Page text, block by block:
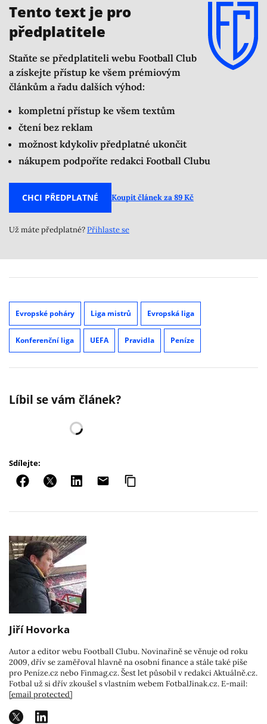
Tento text je pro
předplatitele
Staňte se předplatiteli webu Football Club
a získejte přístup ke všem prémiovým
článkům a řadu dalších výhod:
kompletní přístup ke všem textům
čtení bez reklam
možnost kdykoliv předplatné ukončit
nákupem podpoříte redakci Football Clubu
CHCI PŘEDPLATNÉ Koupit článek za 89 Kč
Už máte předplatné?Přihlaste se
Evropské poháry Liga mistrů Evropská liga
Konferenční liga UEFA Pravidla Peníze
Líbil se vám článek?
Sdílejte:
Jiří Hovorka
Autor a editor webu Football Clubu. Novinařině se věnuje od roku
2009, dřív se zaměřoval hlavně na osobní finance a stále také píše
pro Peníze.cz nebo Finmag.cz. Šest let působil v redakci Aktuálně.cz.
Fotbal už si dřív zkoušel s vlastním webem FotbalJinak.cz. E-mail:
[email protected]